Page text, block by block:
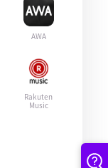
AWA
Rakuten
Music